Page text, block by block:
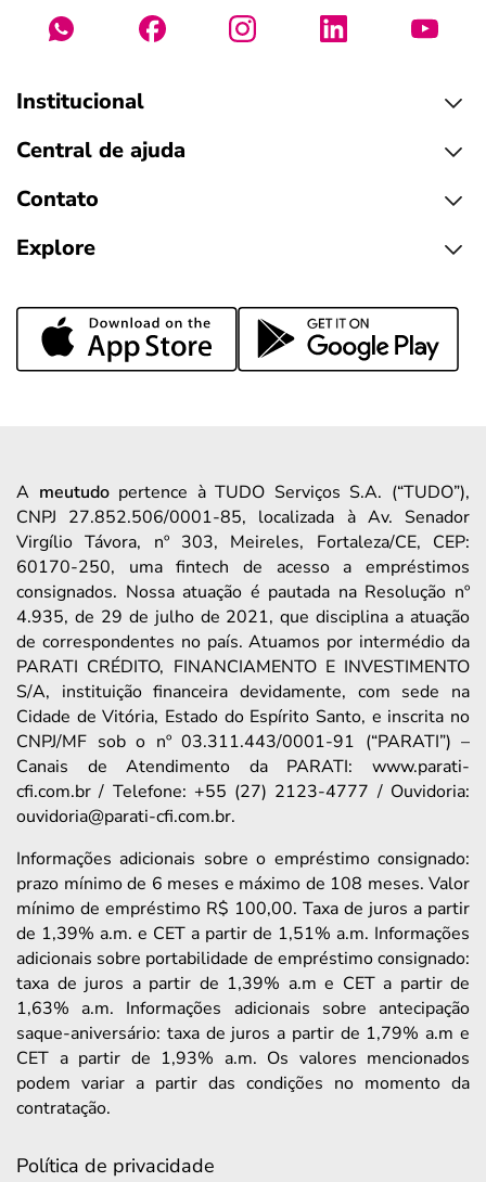
Institucional
Central de ajuda
Contato
Explore
A meutudopertence à TUDO Serviços S.A. (“TUDO”),
CNPJ 27.852.506/0001-85, localizada à Av. Senador
Virgílio Távora, nº 303, Meireles, Fortaleza/CE, CEP:
60170-250, uma fintech de acesso a empréstimos
consignados. Nossa atuação é pautada na Resolução nº
4.935, de 29 de julho de 2021, que disciplina a atuação
de correspondentes no país. Atuamos por intermédio da
PARATI CRÉDITO, FINANCIAMENTO E INVESTIMENTO
S/A, instituição financeira devidamente, com sede na
Cidade de Vitória, Estado do Espírito Santo, e inscrita no
CNPJ/MF sob o nº 03.311.443/0001-91 (“PARATI”) –
Canais de Atendimento da PARATI: www.parati-
cfi.com.br / Telefone: +55 (27) 2123-4777 / Ouvidoria:
ouvidoria@parati-cfi.com.br.
Informações adicionais sobre o empréstimo consignado:
prazo mínimo de 6 meses e máximo de 108 meses. Valor
mínimo de empréstimo R$ 100,00. Taxa de juros a partir
de 1,39% a.m. e CET a partir de 1,51% a.m. Informações
adicionais sobre portabilidade de empréstimo consignado:
taxa de juros a partir de 1,39% a.m e CET a partir de
1,63% a.m. Informações adicionais sobre antecipação
saque-aniversário: taxa de juros a partir de 1,79% a.m e
CET a partir de 1,93% a.m. Os valores mencionados
podem variar a partir das condições no momento da
contratação.
Política de privacidade